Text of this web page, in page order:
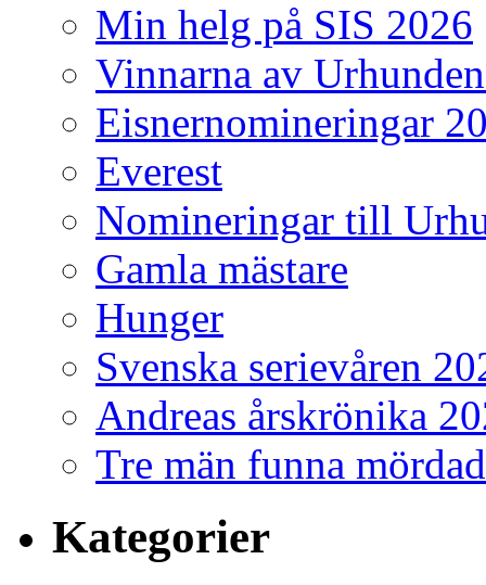
Min helg på SIS 2026
Vinnarna av
Eisnernomineringar
Everest
Nomineringar till
Gamla mästare
Hunger
Svenska serievåren
Andreas årskrönika
Tre män funna
Kategorier